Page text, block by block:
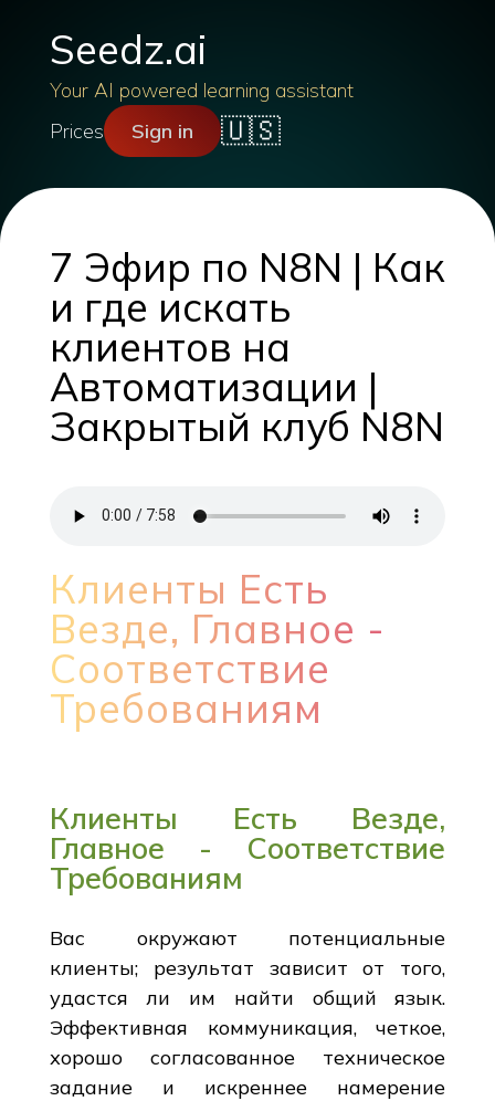
Seedz.ai
Your AI powered learning assistant
Prices
Sign in 🇺🇸
7 Эфир по N8N | Как
и где искать
клиентов на
Автоматизации |
Закрытый клуб N8N
Клиенты Есть
Везде, Главное -
Соответствие
Требованиям
Клиенты Есть Везде,
Главное - Соответствие
Требованиям
Вас окружают потенциальные
клиенты; результат зависит от того,
удастся ли им найти общий язык.
Эффективная коммуникация, четкое,
хорошо согласованное техническое
задание и искреннее намерение